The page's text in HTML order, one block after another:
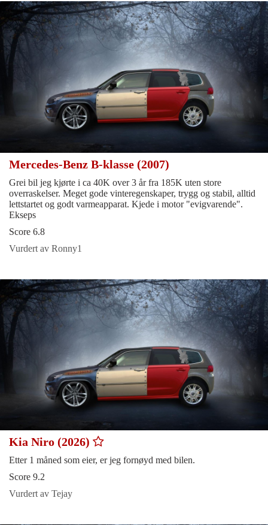
Mercedes-Benz B-klasse (2007)
Grei bil jeg kjørte i ca 40K over 3 år fra 185K uten store
overraskelser. Meget gode vinteregenskaper, trygg og stabil, alltid
lettstartet og godt varmeapparat. Kjede i motor "evigvarende".
Ekseps
Score 6.8
Vurdert av Ronny1
Kia Niro (2026)
Etter 1 måned som eier, er jeg fornøyd med bilen.
Score 9.2
Vurdert av Tejay